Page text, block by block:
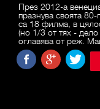
През 2012-а
празнува своята
са 18 филма, в
(но 1/3 от тях -
оглавява от реж.